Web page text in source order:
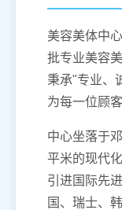
美容美体中
批专业美容
秉承"专业、
为每一位顾
中心坐落于
平米的现代
引进国际先
国、瑞士、